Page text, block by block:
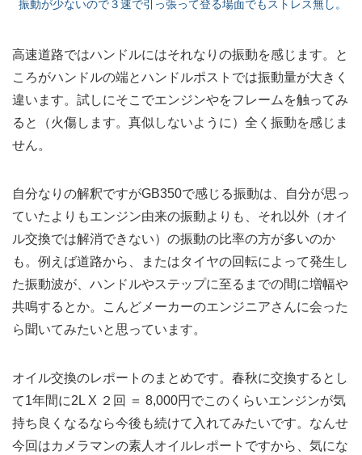
振動が少ないので３速で引っ張って登る場面でもストレス無し。
高速道路ではハンドルにはそれなりの振動を感じます。と
ころがハンドルの端とハンドルポストでは振動量が大きく
違います。試しにそこでエンジンやをフレームを触ってみ
ると（火傷します。真似しないように）全く振動を感じま
せん。
自分なりの解釈ですがGB350で感じる振動は、自分が思っ
ていたよりもエンジン由来の振動よりも、それ以外（オイ
ル交換では解消できない）の振動の比率の方が多いのか
も。例えば道路から、またはタイヤの回転によって発生し
た振動波が、ハンドルやステップに至るまでの間に増幅や
共鳴するとか。こんどメーカーのエンジニアさんに会った
ら聞いてみたいと思っています。
オイル交換のレポートのまとめです。春秋に交換するとし
て1年間に2L X ２回 ＝ 8,000円でこのくらいエンジンが気
持ち良くなるなら今後も続けて入れてみたいです。なんせ
今回はカメラマンの素人オイルレポートですから、気にな